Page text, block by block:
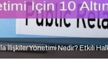
İlişkiler Yönetimi Nedir? Etkili